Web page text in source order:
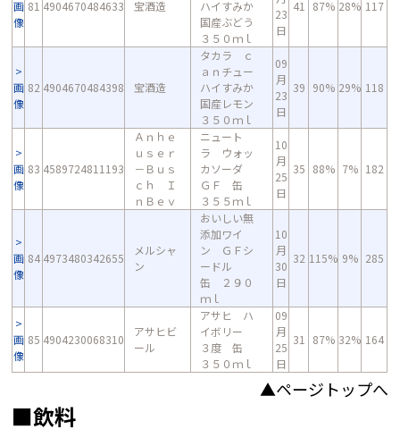
画
像
81 4904670484633 宝酒造
ハイすみか
国産ぶどう
３５０ｍｌ
23
日
41 87% 28% 117
画
像
82 4904670484398 宝酒造
タカラ ｃ
ａｎチュー
ハイすみか
国産レモン
３５０ｍｌ
09
月
23
日
39 90% 29% 118
画
像
83 4589724811193
Ａｎｈｅ
ｕｓｅｒ
－Ｂｕｓ
ｃｈ Ｉ
ｎＢｅｖ
ニュート
ラ ウォッ
カソーダ
ＧＦ 缶
３５５ｍｌ
10
月
25
日
35 88% 7% 182
画
像
84 4973480342655
メルシャ
ン
おいしい無
添加ワイ
ン ＧＦシ
ードル
缶 ２９０
ｍｌ
10
月
30
日
32 115% 9% 285
画
像
85 4904230068310
アサヒビ
ール
アサヒ ハ
イボリー
３度 缶
３５０ｍｌ
09
月
25
日
31 87% 32% 164
▲ページトップへ
■飲料